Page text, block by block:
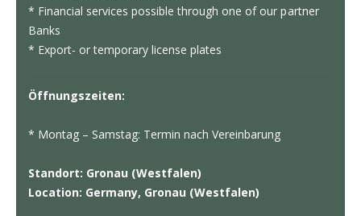
* Financial services possible through one of our partner
Banks
* Export- or temporary license plates
Öffnungszeiten:
* Montag – Samstag: Termin nach Vereinbarung
Standort: Gronau (Westfalen)
Location: Germany, Gronau (Westfalen)